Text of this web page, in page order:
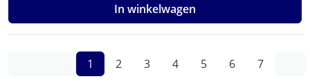
In winkelwagen
1 (current)
2 3 4 5 6 7